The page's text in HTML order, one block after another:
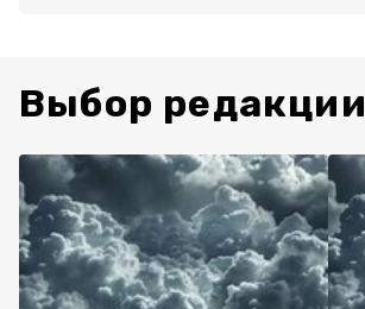
Выбор редакции